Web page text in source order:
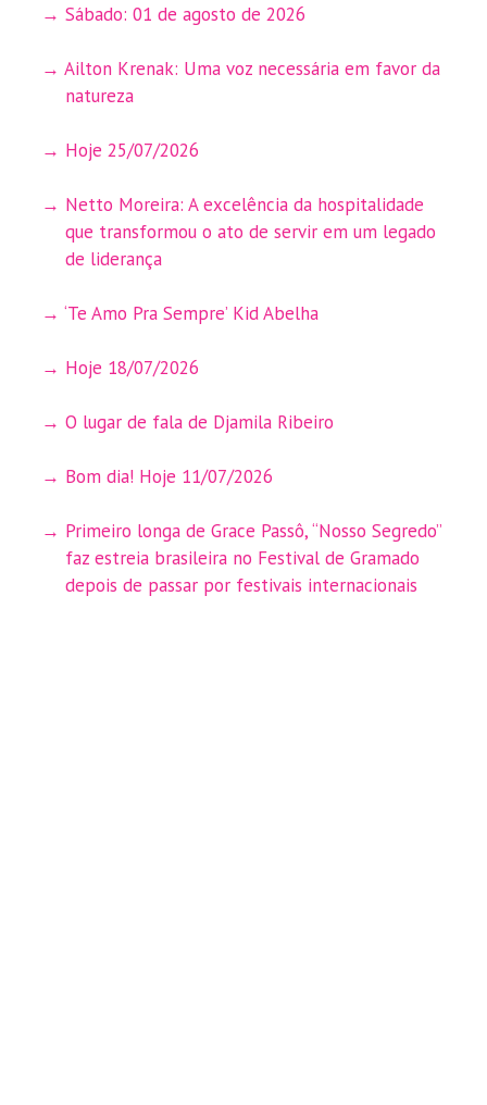
Sábado: 01 de agosto de 2026
Ailton Krenak: Uma voz necessária em favor da
natureza
Hoje 25/07/2026
Netto Moreira: A excelência da hospitalidade
que transformou o ato de servir em um legado
de liderança
‘Te Amo Pra Sempre’ Kid Abelha
Hoje 18/07/2026
O lugar de fala de Djamila Ribeiro
Bom dia! Hoje 11/07/2026
Primeiro longa de Grace Passô, “Nosso Segredo”
faz estreia brasileira no Festival de Gramado
depois de passar por festivais internacionais